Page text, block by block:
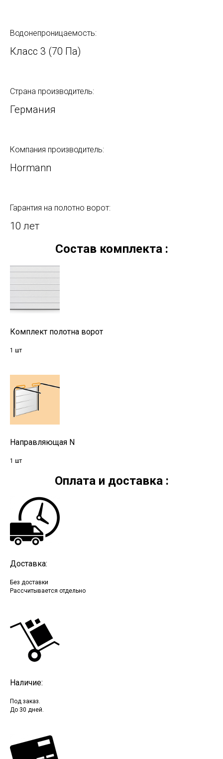
Водонепроницаемость:
Класс 3 (70 Па)
Страна производитель:
Германия
Компания производитель:
Hormann
Гарантия на полотно ворот:
10 лет
Состав комплекта :
Комплект полотна ворот
1 шт
Направляющая N
1 шт
Оплата и доставка :
Доставка:
Без доставки
Рассчитывается отдельно
Наличие:
Под заказ.
До 30 дней.